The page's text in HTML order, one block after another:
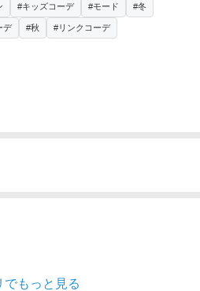
#キッズコーデ #モード #冬
デ #秋 #リンクコーデ
でもっと見る